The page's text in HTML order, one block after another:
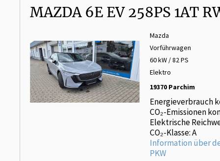
MAZDA 6E EV 258PS 1AT
Mazda
Vorführwagen
60 kW / 82 PS
Elektro
19370 Parchim
Energieverbrauch
CO₂-Emissionen
Elektrische
CO₂-Klasse: A
Information über
PKW